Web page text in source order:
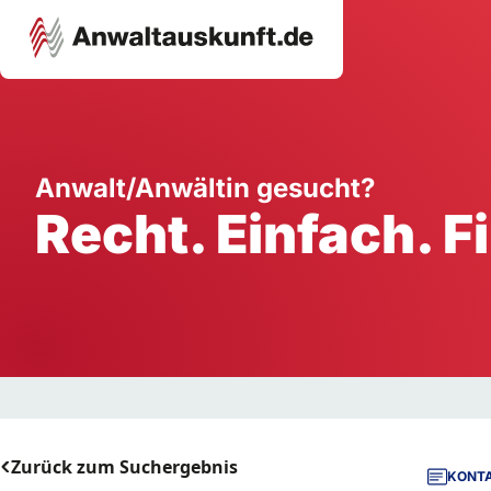
Ausbildung
Handwerk
Dienstleistung
Anwalt/Anwältin gesucht?
Recht. Einfach.
Zurück zum Suchergebnis